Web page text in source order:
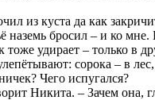
из куста да как
наземь бросил – и ко мне.
тоже удирает – только в
сорока – в
Чего испугался?
Никита. – Зачем она,